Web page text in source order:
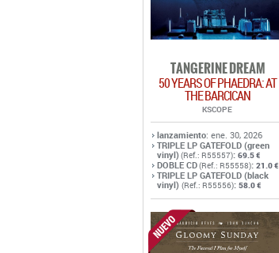
TANGERINE DREAM
50 YEARS OF PHAEDRA: AT
THE BARCICAN
KSCOPE
lanzamiento: ene. 30, 2026
TRIPLE LP GATEFOLD (green
vinyl)(Ref.: R55557): 69.5 €
DOBLE CD(Ref.: R55558): 21.0 €
TRIPLE LP GATEFOLD (black
vinyl) (Ref.: R55556): 58.0 €